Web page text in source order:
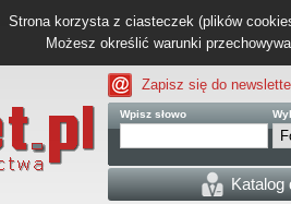
Strona korzysta z ciasteczek (plików
Możesz określić warunki
Zapisz się do
Wpisz słowo
Katalog